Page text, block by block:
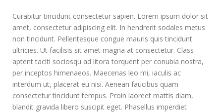
Curabitur tincidunt consectetur sapien. Lorem ipsum dolor sit
amet, consectetur adipiscing elit. In hendrerit sodales metus
non tincidunt. Pellentesque congue mauris quis tincidunt
ultricies. Ut facilisis sit amet magna at consectetur. Class
aptent taciti sociosqu ad litora torquent per conubia nostra,
per inceptos himenaeos. Maecenas leo mi, iaculis ac
interdum ut, placerat eu nisi. Aenean faucibus quam
consectetur tincidunt tempus. Proin laoreet mattis diam,
blandit gravida libero suscipit eget. Phasellus imperdiet